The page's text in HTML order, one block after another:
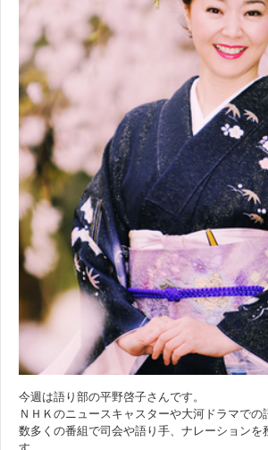
今週は語り部の平野啓子さんです。
ＮＨＫのニュースキャスターや大河ドラマでの
数多くの番組で司会や語り手、ナレーションを